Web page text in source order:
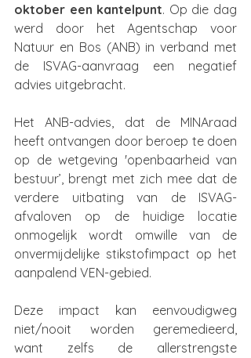
oktober een kantelpunt. Op die dag
werd door het Agentschap voor
Natuur en Bos (ANB) in verband met
de ISVAG-aanvraag een negatief
advies uitgebracht.
Het ANB-advies, dat de MINAraad
heeft ontvangen door beroep te doen
op de wetgeving 'openbaarheid van
bestuur’, brengt met zich mee dat de
verdere uitbating van de ISVAG-
afvaloven op de huidige locatie
onmogelijk wordt omwille van de
onvermijdelijke stikstofimpact op het
aanpalend VEN-gebied.
Deze impact kan eenvoudigweg
niet/nooit worden geremedieerd,
want zelfs de allerstrengste